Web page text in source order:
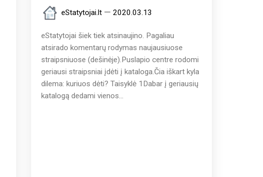
eStatytojai.lt 2020.03.13
eStatytojai šiek tiek atsinaujino. Pagaliau
atsirado komentarų rodymas naujausiuose
straipsniuose (dešinėje).Puslapio centre rodomi
geriausi straipsniai įdėti į kataloga.Čia iškart kyla
dilema: kuriuos dėti? Taisyklė 1Dabar į geriausių
katalogą dedami vienos...